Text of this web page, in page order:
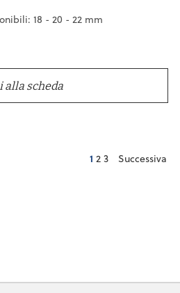
18 - 20 - 22 mm
alla scheda
1 23 Successiva